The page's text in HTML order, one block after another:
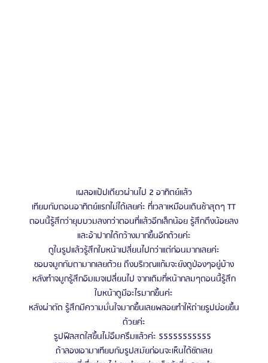
เผลอแป้ปเดียวผ่านไป 2 อาทิตย์แล้ว
เทียบกับตอนอาทิตย์แรกไม่ได้เลยค่ะ ที่เวลาเหมือนเดินช้าสุดๆ TT
ตอนนี้รู้สึกว่ายุบบวมลงกว่าตอนที่แล้วอีกเล็กน้อย รู้สึกตึงน้อยลง
และอ้าปากได้กว้างมากขึ้นอีกด้วยค่ะ
ดูในรูปแล้วรู้สึกใบหน้าเปลี่ยนไปกว่าแต่ก่อนมากเลยค่ะ
ชอบจมูกกับตามากเลยด้วย ถึงบริเวณแก้มจะยังดูป่องๆอยู่บ้าง
หลังทำจมูกรู้สึกอิมเมจเปลี่ยนไป จากเดิมที่หน้ากลมๆตอนนี้รู้สึก
ใบหน้าดูมีอะไรมากขึ้นค่ะ
หลังผ่าตัด รู้สึกมีความมั่นใจมากขึ้นเลยพลอยทำให้ถ่ายรูปบ่อยขึ้น
ด้วยค่ะ
รูปฟีลสดใสขึ้นไม่อึมครึมแล้วค่ะ 55555555555
ถ้าลองเอามาเทียบกับรูปสมัยก่อนจะเห็นได้ชัดเลย